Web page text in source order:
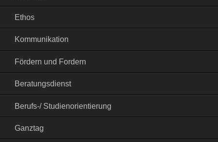
Ethos
Kommunikation
Fördern und Fordern
Beratungsdienst
Berufs-/ Studienorientierung
Ganztag